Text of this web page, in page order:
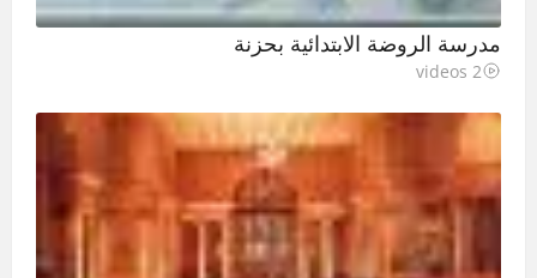
مدرسة الروضة الابتدائية بحزنة
2 videos